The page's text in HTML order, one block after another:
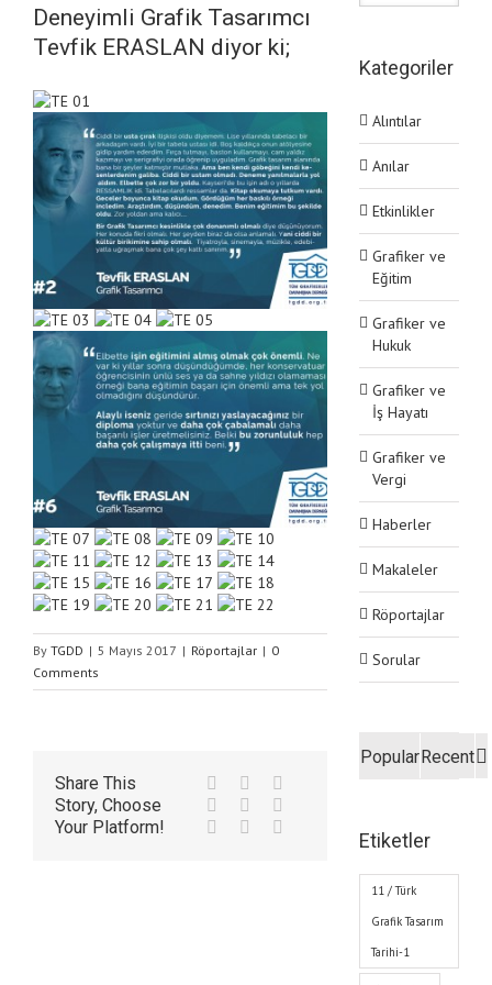
Deneyimli Grafik Tasarımcı
Tevfik ERASLAN diyor ki;
By TGDD | 5 Mayıs 2017 | Röportajlar | 0
Comments
Share This
Story, Choose
Your Platform!
Kategoriler
Alıntılar
Anılar
Etkinlikler
Grafiker ve
Eğitim
Grafiker ve
Hukuk
Grafiker ve
İş Hayatı
Grafiker ve
Vergi
Haberler
Makaleler
Röportajlar
Sorular
PopularRecent
Etiketler
11 / Türk
Grafik Tasarım
Tarihi-1